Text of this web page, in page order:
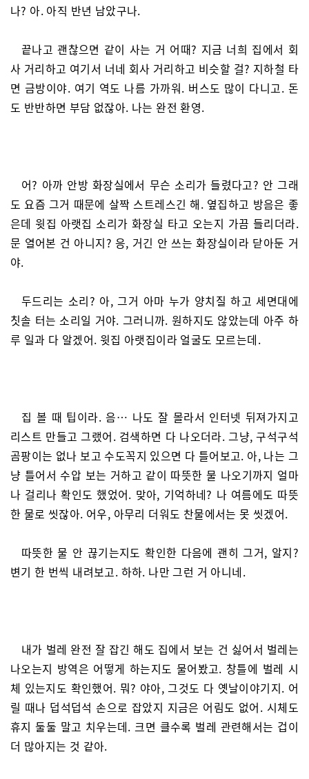
나? 아. 아직 반년 남았구나.
끝나고 괜찮으면 같이 사는 거 어때? 지금 너희 집에서 회
사 거리하고 여기서 너네 회사 거리하고 비슷할 걸? 지하철 타
면 금방이야. 여기 역도 나름 가까워. 버스도 많이 다니고. 돈
도 반반하면 부담 없잖아. 나는 완전 환영.
어? 아까 안방 화장실에서 무슨 소리가 들렸다고? 안 그래
도 요즘 그거 때문에 살짝 스트레스긴 해. 옆집하고 방음은 좋
은데 윗집 아랫집 소리가 화장실 타고 오는지 가끔 들리더라.
문 열어본 건 아니지? 응, 거긴 안 쓰는 화장실이라 닫아둔 거
야.
두드리는 소리? 아, 그거 아마 누가 양치질 하고 세면대에
칫솔 터는 소리일 거야. 그러니까. 원하지도 않았는데 아주 하
루 일과 다 알겠어. 윗집 아랫집이라 얼굴도 모르는데.
집 볼 때 팁이라. 음… 나도 잘 몰라서 인터넷 뒤져가지고
리스트 만들고 그랬어. 검색하면 다 나오더라. 그냥, 구석구석
곰팡이는 없나 보고 수도꼭지 있으면 다 틀어보고. 아, 나는 그
냥 틀어서 수압 보는 거하고 같이 따뜻한 물 나오기까지 얼마
나 걸리나 확인도 했었어. 맞아, 기억하네? 나 여름에도 따뜻
한 물로 씻잖아. 어우, 아무리 더워도 찬물에서는 못 씻겠어.
따뜻한 물 안 끊기는지도 확인한 다음에 괜히 그거, 알지?
변기 한 번씩 내려보고. 하하. 나만 그런 거 아니네.
내가 벌레 완전 잘 잡긴 해도 집에서 보는 건 싫어서 벌레는
나오는지 방역은 어떻게 하는지도 물어봤고. 창틀에 벌레 시
체 있는지도 확인했어. 뭐? 야아, 그것도 다 옛날이야기지. 어
릴 때나 덥석덥석 손으로 잡았지 지금은 어림도 없어. 시체도
휴지 둘둘 말고 치우는데. 크면 클수록 벌레 관련해서는 겁이
더 많아지는 것 같아.